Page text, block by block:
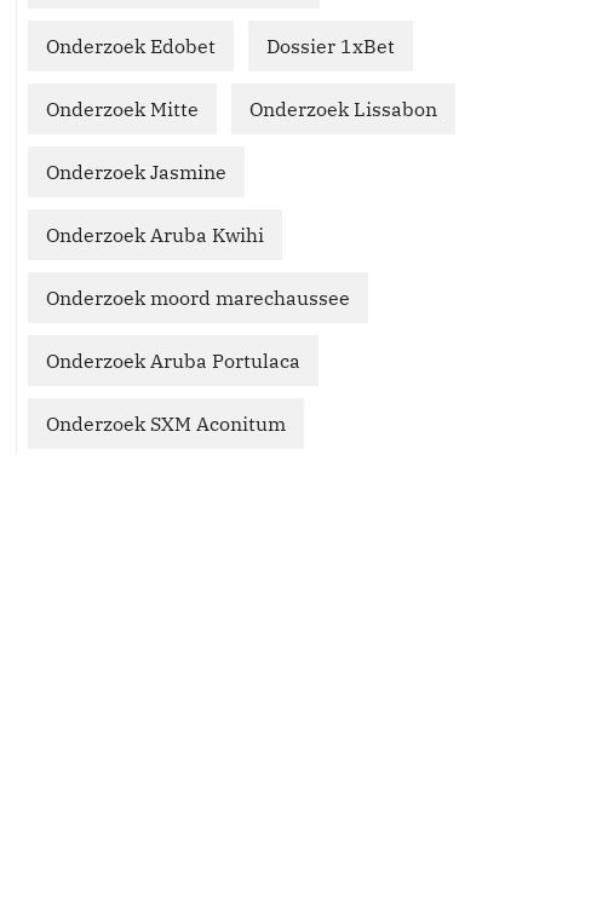
Onderzoek Edobet Dossier 1xBet
Onderzoek Mitte Onderzoek Lissabon
Onderzoek Jasmine
Onderzoek Aruba Kwihi
Onderzoek moord marechaussee
Onderzoek Aruba Portulaca
Onderzoek SXM Aconitum